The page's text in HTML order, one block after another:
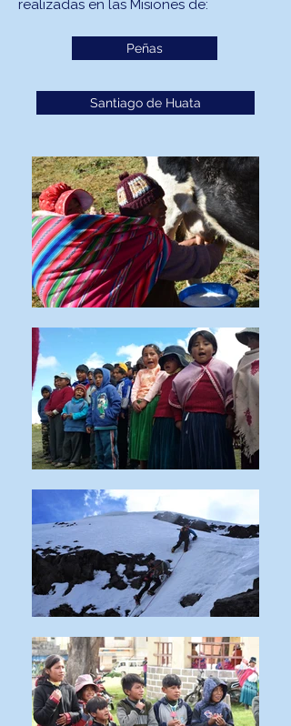
realizadas en las Misiones de:
Peñas
Santiago de Huata